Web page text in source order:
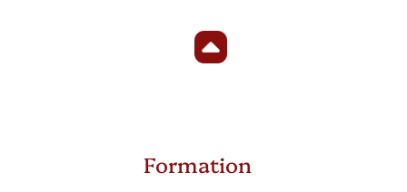
Formation